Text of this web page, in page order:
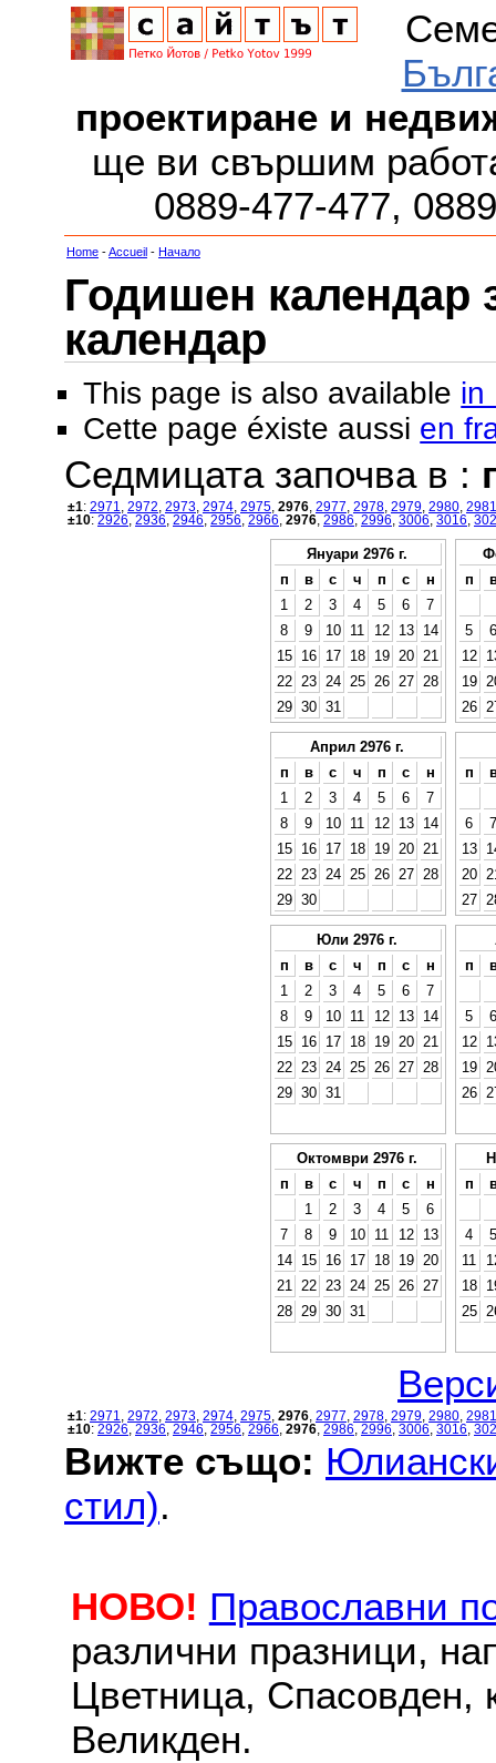
проектиране и
ще ви свършим
0889-477-477,
Home -Accueil - Начало
Годишен календар
календар
This page is also available in
Cette page éxiste aussi en
Седмицата започва в :
±1: 2971 2972 2973 2974 2975 2976 2977 2978 2979 2980 2981
±10: 2926 2936 2946 2956 2966 2976 2986 2996 3006 3016
Януари 2976 г.
п
в с ч п с
н
1
2 3 4 5 6
7
8
9 10 11 12 13
14
15
16 17 18 19 20
21
22
23 24 25 26 27
28
29 30 31
п
5
6
12
19
26
Април 2976 г.
п
в с ч п с
н
1
2 3 4 5 6
7
8
9 10 11 12 13
14
15
16 17 18 19 20
21
22
23 24 25 26 27
28
29 30
п
6
7
13
20
27
Юли 2976 г.
п
в с ч п с
н
1
2 3 4 5 6
7
8
9 10 11 12 13
14
15
16 17 18 19 20
21
22
23 24 25 26 27
28
29 30 31
п
5
6
12
19
26
Октомври 2976 г.
п
в с ч п с
н
1
2 3 4 5
6
7
8 9 10 11 12
13
14
15 16 17 18 19
20
21
22 23 24 25 26
27
28
29 30 31
п
4
5
11
18
25
±1: 2971 2972 2973 2974 2975 2976 2977 2978 2979 2980 2981
±10: 2926 2936 2946 2956 2966 2976 2986 2996 3006 3016
Вижте също:
стил).
НОВО! Православни
различни празници,
Цветница, Спасовден,
Великден.